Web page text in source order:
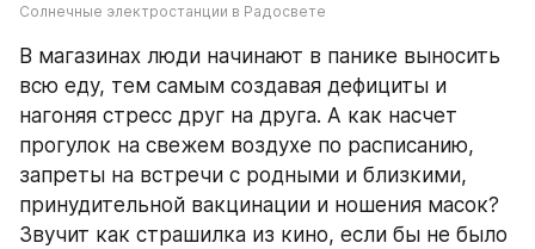
Солнечные электростанции в Радосвете
В магазинах люди начинают в панике выносить
всю еду, тем самым создавая дефициты и
нагоняя стресс друг на друга. А как насчет
прогулок на свежем воздухе по расписанию,
запреты на встречи с родными и близкими,
принудительной вакцинации и ношения масок?
Звучит как страшилка из кино, если бы не было